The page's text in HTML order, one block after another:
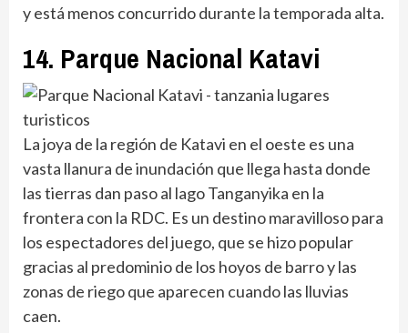
y está menos concurrido durante la temporada alta.
14. Parque Nacional Katavi
La joya de la región de Katavi en el oeste es una
vasta llanura de inundación que llega hasta donde
las tierras dan paso al lago Tanganyika en la
frontera con la RDC. Es un destino maravilloso para
los espectadores del juego, que se hizo popular
gracias al predominio de los hoyos de barro y las
zonas de riego que aparecen cuando las lluvias
caen.